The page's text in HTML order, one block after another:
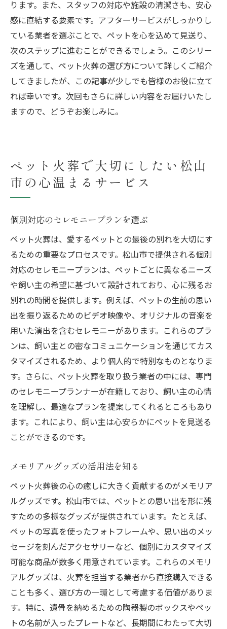
ります。また、スタッフの対応や施設の清潔さも、安心
感に直結する要素です。アフターサービスがしっかりし
ている業者を選ぶことで、ペットを心を込めて見送り、
次のステップに進むことができるでしょう。このシリー
ズを通して、ペット火葬の選び方について詳しくご紹介
してきましたが、この記事が少しでも皆様のお役に立て
れば幸いです。次回もさらに詳しい内容をお届けいたし
ますので、どうぞお楽しみに。
ペット火葬で大切にしたい松山
市の心温まるサービス
個別対応のセレモニープランを選ぶ
ペット火葬は、愛するペットとの最後の別れを大切にす
るための重要なプロセスです。松山市で提供される個別
対応のセレモニープランは、ペットごとに異なるニーズ
や飼い主の希望に基づいて設計されており、心に残るお
別れの時間を提供します。例えば、ペットの生前の思い
出を振り返るためのビデオ映像や、オリジナルの音楽を
用いた演出を含むセレモニーがあります。これらのプラ
ンは、飼い主との密なコミュニケーションを通じてカス
タマイズされるため、より個人的で特別なものとなりま
す。さらに、ペット火葬を取り扱う業者の中には、専門
のセレモニープランナーが在籍しており、飼い主の心情
を理解し、最適なプランを提案してくれるところもあり
ます。これにより、飼い主は心安らかにペットを見送る
ことができるのです。
メモリアルグッズの活用法を知る
ペット火葬後の心の癒しに大きく貢献するのがメモリア
ルグッズです。松山市では、ペットとの思い出を形に残
すための多様なグッズが提供されています。たとえば、
ペットの写真を使ったフォトフレームや、思い出のメッ
セージを刻んだアクセサリーなど、個別にカスタマイズ
可能な商品が数多く用意されています。これらのメモリ
アルグッズは、火葬を担当する業者から直接購入できる
ことも多く、選び方の一環として考慮する価値がありま
す。特に、遺骨を納めるための陶器製のボックスやペッ
トの名前が入ったプレートなど、長期間にわたって大切